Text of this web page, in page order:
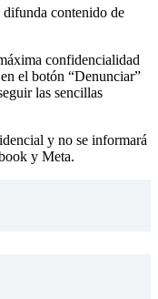
difunda contenido de
confidencialidad
el botón “Denunciar”
las sencillas
y no se informará
y Meta.